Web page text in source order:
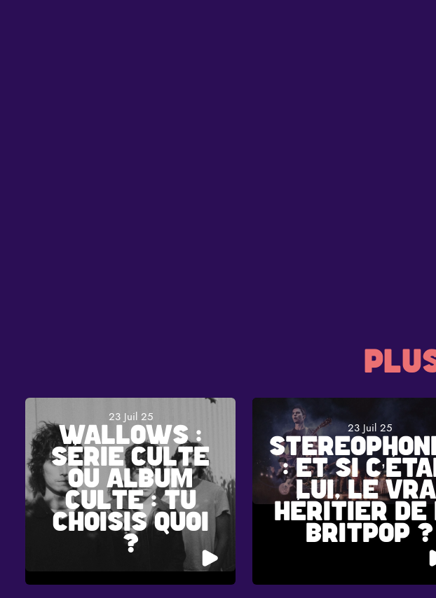
23 Juil 25
WALLOWS :
SÉRIE CULTE
OU ALBUM
CULTE : TU
CHOISIS QUOI
?
23 Juil 25
: ET SI
LUI, LE
HÉRITIER DE
BRITPOP ?